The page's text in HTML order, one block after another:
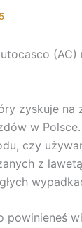
zyskuje na
w
czy
z